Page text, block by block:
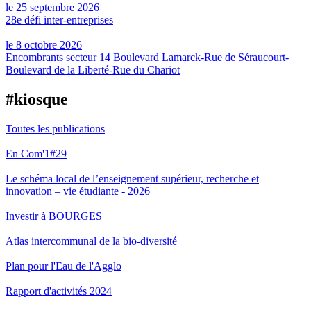
le 25 septembre 2026
28e défi inter-entreprises
le 8 octobre 2026
Encombrants secteur 14 Boulevard Lamarck-Rue de Séraucourt-
Boulevard de la Liberté-Rue du Chariot
#kiosque
Toutes les publications
En Com'1#29
Le schéma local de l’enseignement supérieur, recherche et
innovation – vie étudiante - 2026
Investir à BOURGES
Atlas intercommunal de la bio-diversité
Plan pour l'Eau de l'Agglo
Rapport d'activités 2024